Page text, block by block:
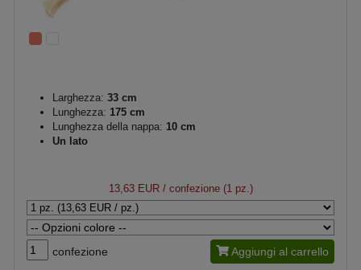
Larghezza: 33 cm
Lunghezza: 175 cm
Lunghezza della nappa: 10 cm
Un lato
13,63 EUR/ confezione (1 pz.)
confezione Aggiungi al carrello